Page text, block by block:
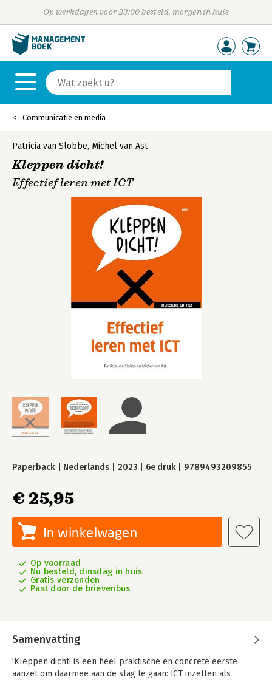
Op werkdagen voor 23:00 besteld, morgen in huis
Communicatie en media
Patricia van Slobbe, Michel van Ast
Kleppen dicht!
Effectief leren met ICT
Paperback Nederlands 2023 6e druk 9789493209855
€ 25,95
In winkelwagen
Op voorraad
Nu besteld, dinsdag in huis
Gratis verzonden
Past door de brievenbus
Samenvatting
'Kleppen dicht! is een heel praktische en concrete eerste
aanzet om daarmee aan de slag te gaan: ICT inzetten als